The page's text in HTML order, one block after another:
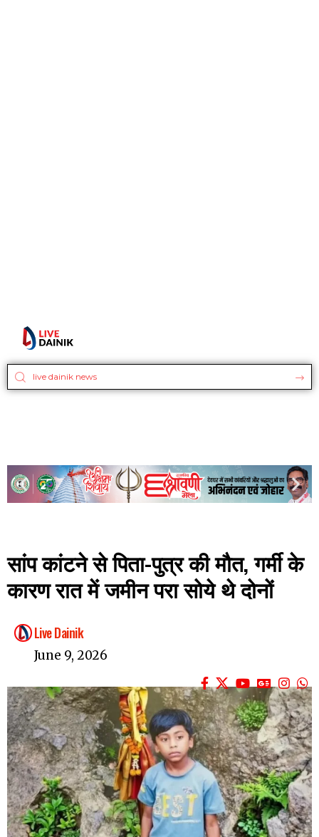
सांप कांटने से पिता-पुत्र की मौत, गर्मी के
कारण रात में जमीन परा सोये थे दोनों
Live Dainik
June 9, 2026